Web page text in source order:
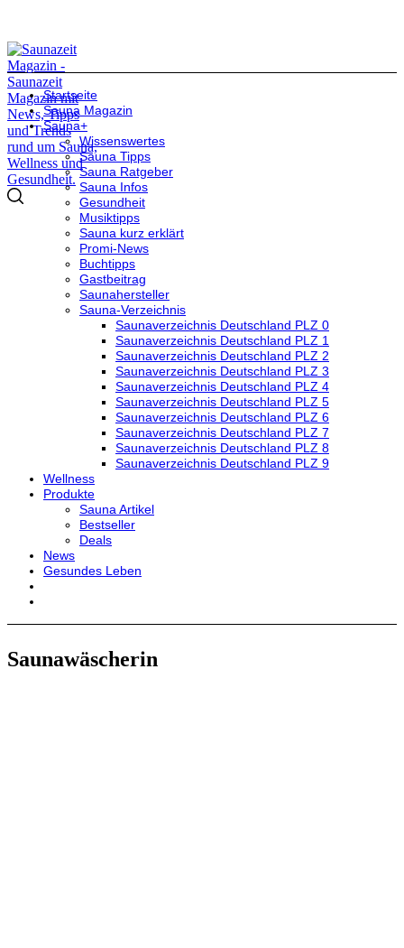
Startseite
Sauna Magazin
Sauna+
Wissenswertes
Sauna Tipps
Sauna Ratgeber
Sauna Infos
Gesundheit
Musiktipps
Sauna kurz erklärt
Promi-News
Buchtipps
Gastbeitrag
Saunahersteller
Sauna-Verzeichnis
Saunaverzeichnis Deutschland PLZ 0
Saunaverzeichnis Deutschland PLZ 1
Saunaverzeichnis Deutschland PLZ 2
Saunaverzeichnis Deutschland PLZ 3
Saunaverzeichnis Deutschland PLZ 4
Saunaverzeichnis Deutschland PLZ 5
Saunaverzeichnis Deutschland PLZ 6
Saunaverzeichnis Deutschland PLZ 7
Saunaverzeichnis Deutschland PLZ 8
Saunaverzeichnis Deutschland PLZ 9
Wellness
Produkte
Sauna Artikel
Bestseller
Deals
News
Gesundes Leben
Saunawäscherin